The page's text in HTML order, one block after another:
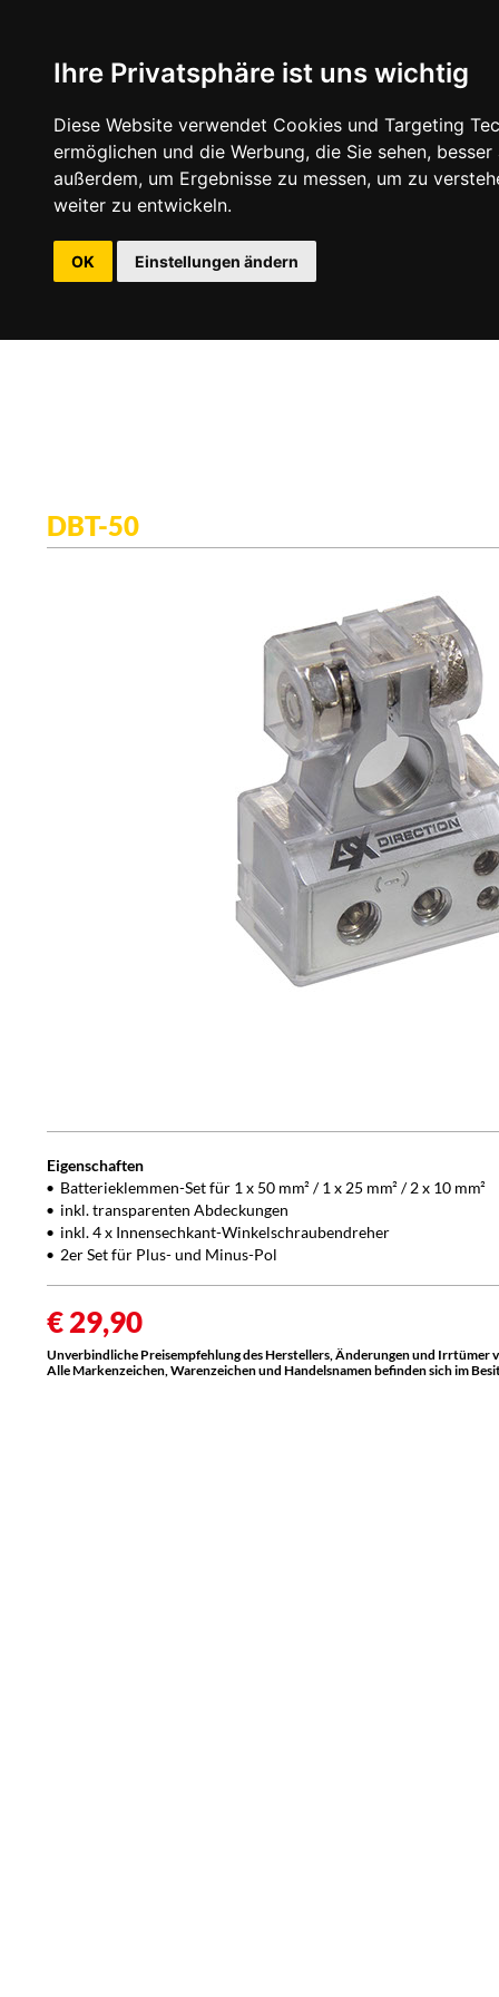
Ihre Privatsphäre ist uns wichtig
Diese Website verwendet Cookies und Targeting
ermöglichen und die Werbung, die Sie sehen,
außerdem, um Ergebnisse zu messen, um zu
weiter zu entwickeln.
OK Einstellungen ändern
DBT-50
Eigenschaften
Batterieklemmen-Set für 1 x 50 mm² / 1 x 25 mm² / 2 x 10 mm²
inkl. transparenten Abdeckungen
inkl. 4 x Innensechkant-Winkelschraubendreher
2er Set für Plus- und Minus-Pol
€ 29,90
Unverbindliche Preisempfehlung des Herstellers, Änderungen und Irrtümer
Alle Markenzeichen, Warenzeichen und Handelsnamen befinden sich im